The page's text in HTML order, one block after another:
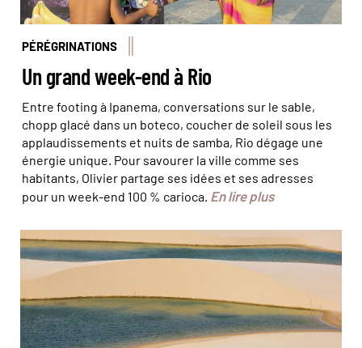
PÉRÉGRINATIONS
Un grand week-end à Rio
Entre footing à Ipanema, conversations sur le sable,
chopp glacé dans un boteco, coucher de soleil sous les
applaudissements et nuits de samba, Rio dégage une
énergie unique. Pour savourer la ville comme ses
habitants, Olivier partage ses idées et ses adresses
pour un week-end 100 % carioca. En lire plus
© Azouze FGP/Hemis